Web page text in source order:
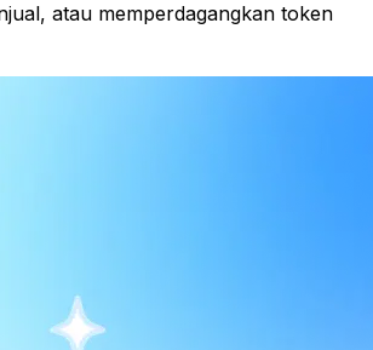
atau memperdagangkan token